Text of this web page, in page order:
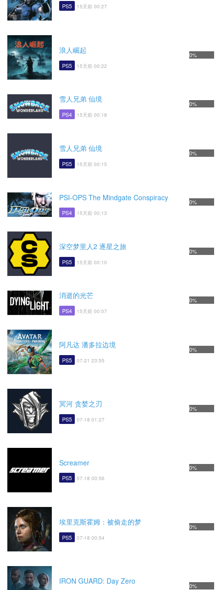
PS5 15天前 00:27
浪人崛起
PS5 15天前 00:22
0%
雪人兄弟 仙境
PS4 15天前 00:18
0%
雪人兄弟 仙境
PS5 15天前 00:15
0%
PSI-OPS The Mindgate Conspiracy
PS4 15天前 00:13
0%
深空梦里人2 逐星之旅
PS5 15天前 00:10
0%
消逝的光芒
PS4 15天前 00:07
0%
阿凡达 潘多拉边境
PS5 07-21 23:55
0%
冥河 贪婪之刃
PS5 07-18 01:27
0%
Screamer
PS5 07-18 00:56
0%
埃里克斯霍姆：被偷走的梦
PS5 07-18 00:54
0%
IRON GUARD: Day Zero 0%